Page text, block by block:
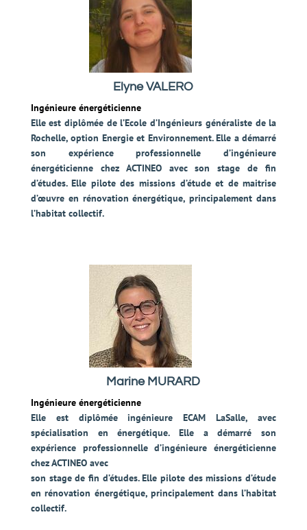
Elyne VALERO
Ingénieure énergéticienne
Elle est diplômée de l’Ecole d’Ingénieurs généraliste de la
Rochelle, option Energie et Environnement. Elle a démarré
son expérience professionnelle d’ingénieure
énergéticienne chez ACTINEO avec son stage de fin
d’études. Elle pilote des missions d’étude et de maitrise
d’œuvre en rénovation énergétique, principalement dans
l’habitat collectif.
Marine MURARD
Ingénieure énergéticienne
Elle est diplômée ingénieure ECAM LaSalle, avec
spécialisation en énergétique. Elle a démarré son
expérience professionnelle d’ingénieure énergéticienne
chez ACTINEO avec
son stage de fin d’études. Elle pilote des missions d’étude
en rénovation énergétique, principalement dans l’habitat
collectif.